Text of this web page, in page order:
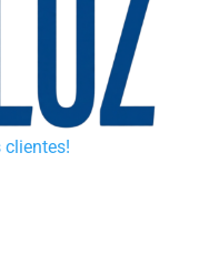
clientes!